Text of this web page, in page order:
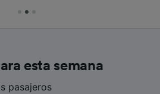
esta semana
pasajeros